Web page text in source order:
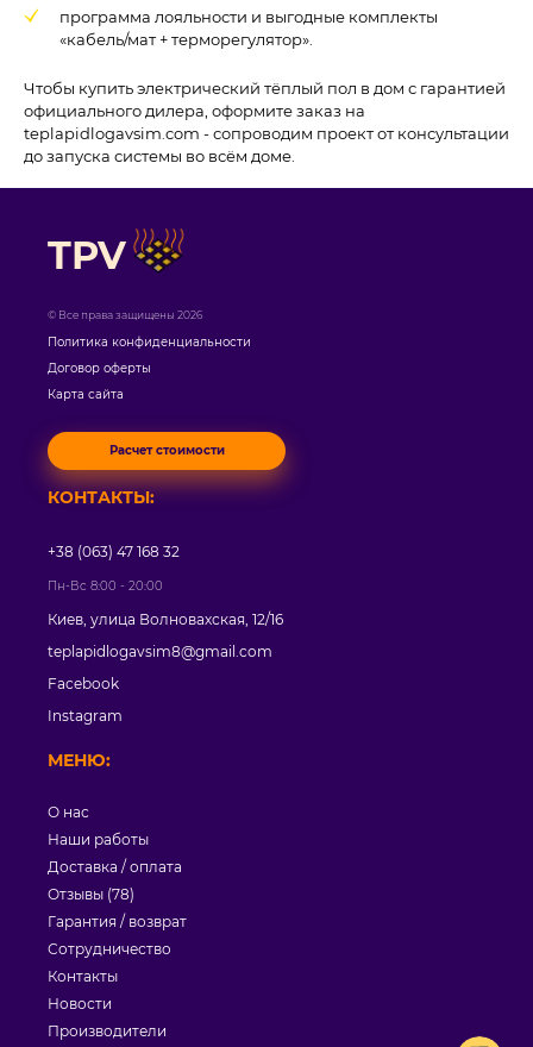
программа лояльности и выгодные комплекты
«кабель/мат + терморегулятор».
Чтобы купить электрический тёплый пол в дом с гарантией
официального дилера, оформите заказ на
teplapidlogavsim.com - сопроводим проект от консультации
до запуска системы во всём доме.
TPV
© Все права защищены 2026
Политика конфиденциальности
Договор оферты
Карта сайта
Расчет стоимости
МЕНЮ:
О нас
Наши работы
Доставка / оплата
Отзывы (78)
Гарантия / возврат
Сотрудничество
Контакты
Новости
Производители
КОНТАКТЫ:
+38 (063) 47 168 32
Пн-Вс 8:00 - 20:00
Киев, улица Волновахская, 12/16
teplapidlogavsim8@gmail.com
Facebook
Instagram